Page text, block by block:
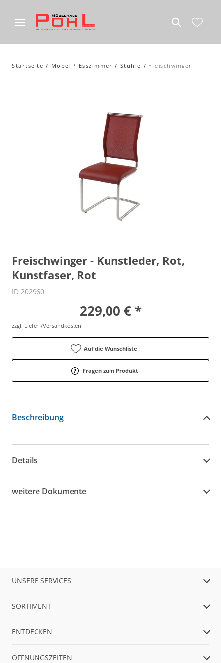
Startseite Möbel Esszimmer Stühle Freischwinger
Freischwinger - Kunstleder, Rot,
Kunstfaser, Rot
ID 202960
229,00 € *
zzgl. Liefer-/Versandkosten
Auf die Wunschliste
Fragen zum Produkt
Beschreibung
Details
weitere Dokumente
UNSERE SERVICES
SORTIMENT
ENTDECKEN
ÖFFNUNGSZEITEN